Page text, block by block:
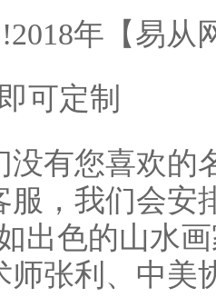
年【易从
定制
您喜欢的
服，我们会安
出色的山水
师张利、中美